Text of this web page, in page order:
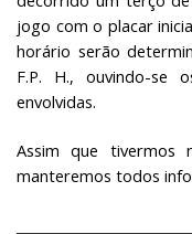
jogo com o placar
horário serão
F.P. H., ouvindo-se
envolvidas.
Assim que tivermos
manteremos todos